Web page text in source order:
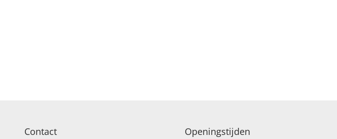
Contact Openingstijden